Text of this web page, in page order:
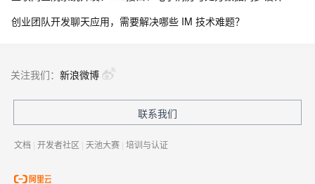
创业团队开发聊天应用，需要解决哪些 IM 技术难题？
关注我们： 新浪微博
联系我们
文档 | 开发者社区 | 天池大赛 | 培训与认证